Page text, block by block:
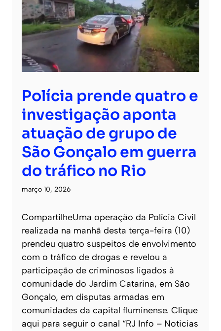
Polícia prende quatro e
investigação aponta
atuação de grupo de
São Gonçalo em guerra
do tráfico no Rio
março 10, 2026
CompartilheUma operação da Polícia Civil
realizada na manhã desta terça-feira (10)
prendeu quatro suspeitos de envolvimento
com o tráfico de drogas e revelou a
participação de criminosos ligados à
comunidade do Jardim Catarina, em São
Gonçalo, em disputas armadas em
comunidades da capital fluminense. Clique
aqui para seguir o canal “RJ Info – Noticias